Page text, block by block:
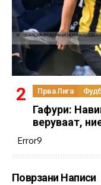
Прва Лига
Гафури:
веруваат,
Error9
Поврзани Написи